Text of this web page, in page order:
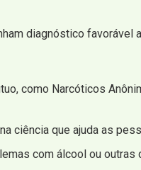
diagnóstico favorável
como Narcóticos
ciência que ajuda as
com álcool ou outras